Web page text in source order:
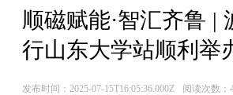
顺磁赋能·智汇齐鲁 |
行山东大学站顺利举
发布时间：2025-07-15T16:05:36.000Z 阅读次数：